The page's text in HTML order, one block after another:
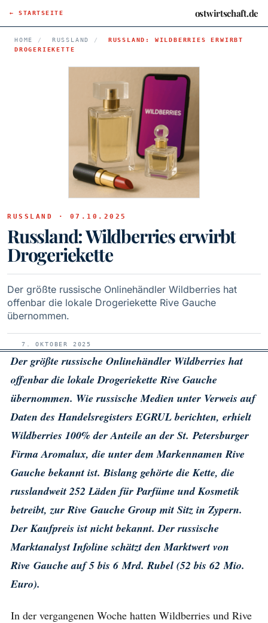
← STARTSEITE ostwirtschaft.de
HOME / RUSSLAND /
RUSSLAND: WILDBERRIES ERWIRBT
DROGERIEKETTE
RUSSLAND · 07.10.2025
Russland: Wildberries erwirbt
Drogeriekette
Der größte russische Onlinehändler Wildberries hat
offenbar die lokale Drogeriekette Rive Gauche
übernommen.
7. OKTOBER 2025
Der größte russische Onlinehändler Wildberries hat
offenbar die lokale Drogeriekette Rive Gauche
übernommen. Wie russische Medien unter Verweis auf
Daten des Handelsregisters EGRUL berichten, erhielt
Wildberries 100% der Anteile an der St. Petersburger
Firma Aromalux, die unter dem Markennamen Rive
Gauche bekannt ist. Bislang gehörte die Kette, die
russlandweit 252 Läden für Parfüme und Kosmetik
betreibt, zur Rive Gauche Group mit Sitz in Zypern.
Der Kaufpreis ist nicht bekannt. Der russische
Marktanalyst Infoline schätzt den Marktwert von
Rive Gauche auf 5 bis 6 Mrd. Rubel (52 bis 62 Mio.
Euro).
In der vergangenen Woche hatten Wildberries und Rive